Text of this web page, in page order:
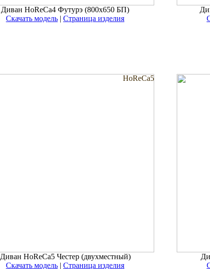
Диван HoReCa4 Футурэ (800x650 БП)
Скачать модель | Страница изделия
HoReCa5
Диван HoReCa5 Честер (двухместный)
Скачать модель | Страница изделия